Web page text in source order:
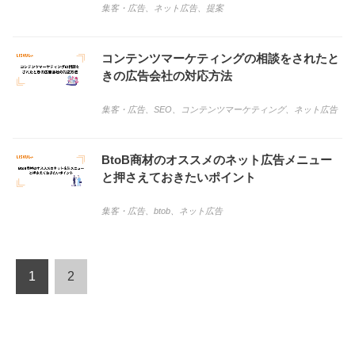
集客・広告、 ネット広告、 提案
コンテンツマーケティングの相談をされたと
きの広告会社の対応方法
集客・広告、 SEO コンテンツマーケティング、 ネット広告
BtoB商材のオススメのネット広告メニュー
と押さえておきたいポイント
集客・広告、 btob ネット広告
1 2